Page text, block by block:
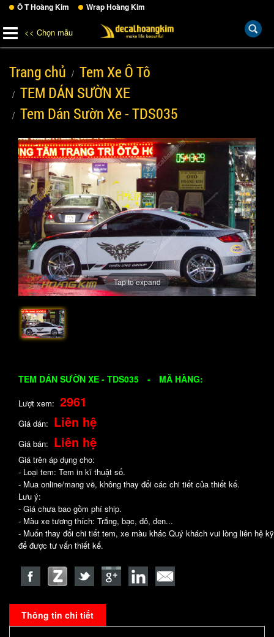
Ô T Hoàng Kim Wrap Hoàng Kim
<< Chọn mẫu
Trang chủ
Tem Xe Ô Tô
TEM DÁN SƯỜN XE
Tem Dán Sườn Xe - TDS035
Tap to expand
TEM DÁN SƯỜN XE - TDS035 - MÃ HÀNG:
Lượt xem: 2961
Giá dán: Liên hệ
Giá bán: Liên hệ
Giá trên áp dụng cho:
- Loại tem: Tem in kĩ thuật số.
- Mua online/mang về, không thay đổi các chi tiết của thiết kế.
Lưu ý:
- Giá chưa bao gồm phí ship.
- Màu xe tương thích: Trắng, bạc, đỏ, đen...
- Muốn thay đổi chi tiết tem, xe màu khác Quý khách vui lòng liên hệ
để được tư vấn thiết kế.
Thông tin chi tiết